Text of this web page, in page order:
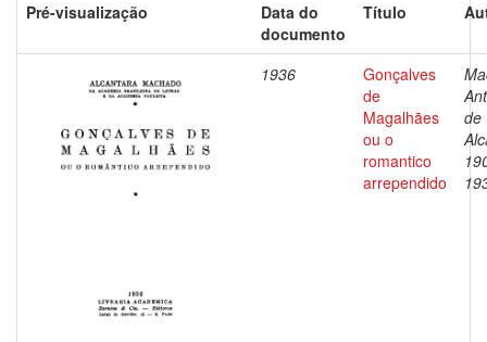
Pré-visualização
Data do
documento
Título
1936
Gonçalves
de
Magalhães
ou o
romantico
arrependido
de